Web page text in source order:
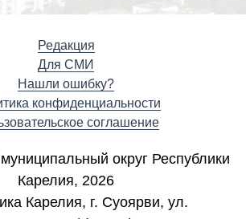
Редакция
Для СМИ
Нашли ошибку?
конфиденциальности
соглашение
округ Республики
Карелия, 2026
Карелия, г. Cуоярви, ул.